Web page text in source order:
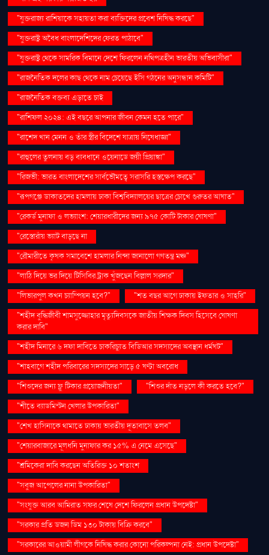
"যুক্তরাজ্য রাশিয়াকে সহায়তা করা ব্যক্তিদের প্রবেশ নিষিদ্ধ করছে"
"যুক্তরাষ্ট্র অবৈধ বাংলাদেশিদের ফেরত পাঠাবে"
"যুক্তরাষ্ট্র থেকে সামরিক বিমানে দেশে ফিরলেন নথিপত্রহীন ভারতীয় অভিবাসীরা"
"রাজনৈতিক দলের কাছ থেকে নাম চেয়েছে ইসি গঠনের অনুসন্ধান কমিটি"
"রাজনৈতিক বক্তব্য এড়াতে চাই
"রাশিফল ২০২৪: এই বছরে আপনার জীবন কেমন হতে পারে"
"রাশেদ খান মেনন ও তাঁর স্ত্রীর বিদেশে যাত্রায় নিষেধাজ্ঞা"
"রাহুলের তুলনায় বড় ব্যবধানে ওয়েনাডে জয়ী প্রিয়াঙ্কা"
"রিজভী: ভারত বাংলাদেশের সার্বভৌমত্বে সরাসরি হস্তক্ষেপ করছে"
"রূপগঞ্জে ডাকাতদের হামলায় ঢাকা বিশ্ববিদ্যালয়ের ছাত্রের চোখে গুরুতর আঘাত"
"রেকর্ড মুনাফা ও লভ্যাংশ: শেয়ারধারীদের জন্য ৯৭৫ কোটি টাকার ঘোষণা"
"রেস্তোরাঁয় ভ্যাট বাড়ছে না
"রৌমারীতে কৃষক সমাবেশে হামলার নিন্দা জানালো গণতন্ত্র মঞ্চ"
"লাঠি দিয়ে ভর দিয়ে টিসিবির ট্রাক খুঁজছেন বিল্লাল সরদার"
"লিভারপুল কখন চ্যাম্পিয়ন হবে?"
"শত বছর আগে ঢাকায় ইফতার ও সাহ্‌রি"
"শহীদ বুদ্ধিজীবী শামসুজ্জোহার মৃত্যুদিবসকে জাতীয় শিক্ষক দিবস হিসেবে ঘোষণা
করার দাবি"
"শহীদ মিনারে ৬ দফা দাবিতে চাকরিচ্যুত বিডিআর সদস্যদের অবস্থান ধর্মঘট"
"শাহবাগে শহীদ পরিবারের সদস্যদের সাড়ে ৫ ঘণ্টা অবরোধ
"শিশুদের জন্য ফ্লু টিকার প্রয়োজনীয়তা"
"শিশুর দাঁত নড়লে কী করতে হবে?"
"শীতে ব্যাডমিন্টন খেলার উপকারিতা"
"শেখ হাসিনাকে থামাতে ঢাকায় ভারতীয় দূতাবাসে তলব"
"শেয়ারবাজারে মূলধনি মুনাফার কর ১৫% এ নেমে এসেছে"
"শ্রমিকেরা দাবি করছেন অতিরিক্ত ১০ শতাংশ
"সবুজ আপেলের নানা উপকারিতা"
"সংযুক্ত আরব আমিরাত সফর শেষে দেশে ফিরলেন প্রধান উপদেষ্টা"
"সরকার প্রতি ডজন ডিম ১৩০ টাকায় বিক্রি করবে"
"সরকারের আওয়ামী লীগকে নিষিদ্ধ করার কোনো পরিকল্পনা নেই: প্রধান উপদেষ্টা"